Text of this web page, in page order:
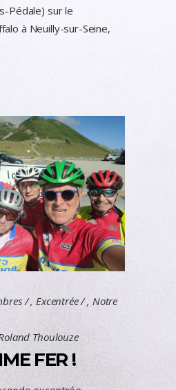
Pédale) sur le
à Neuilly-sur-Seine,
, Excentrée , Notre
Thoulouze
FER !